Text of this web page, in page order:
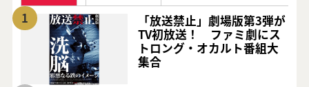
1
「放送禁止」劇場版第3弾が
TV初放送！ ファミ劇にス
トロング・オカルト番組大
集合